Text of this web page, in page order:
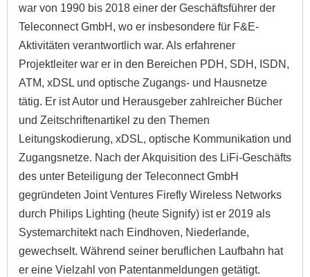
war von 1990 bis 2018 einer der Geschäftsführer der
Teleconnect GmbH, wo er insbesondere für F&E-
Aktivitäten verantwortlich war. Als erfahrener
Projektleiter war er in den Bereichen PDH, SDH, ISDN,
ATM, xDSL und optische Zugangs- und Hausnetze
tätig. Er ist Autor und Herausgeber zahlreicher Bücher
und Zeitschriftenartikel zu den Themen
Leitungskodierung, xDSL, optische Kommunikation und
Zugangsnetze. Nach der Akquisition des LiFi-Geschäfts
des unter Beteiligung der Teleconnect GmbH
gegründeten Joint Ventures Firefly Wireless Networks
durch Philips Lighting (heute Signify) ist er 2019 als
Systemarchitekt nach Eindhoven, Niederlande,
gewechselt. Während seiner beruflichen Laufbahn hat
er eine Vielzahl von Patentanmeldungen getätigt.